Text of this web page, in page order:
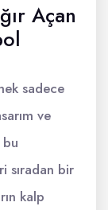
Açan
sadece
ve
sıradan bir
kalp